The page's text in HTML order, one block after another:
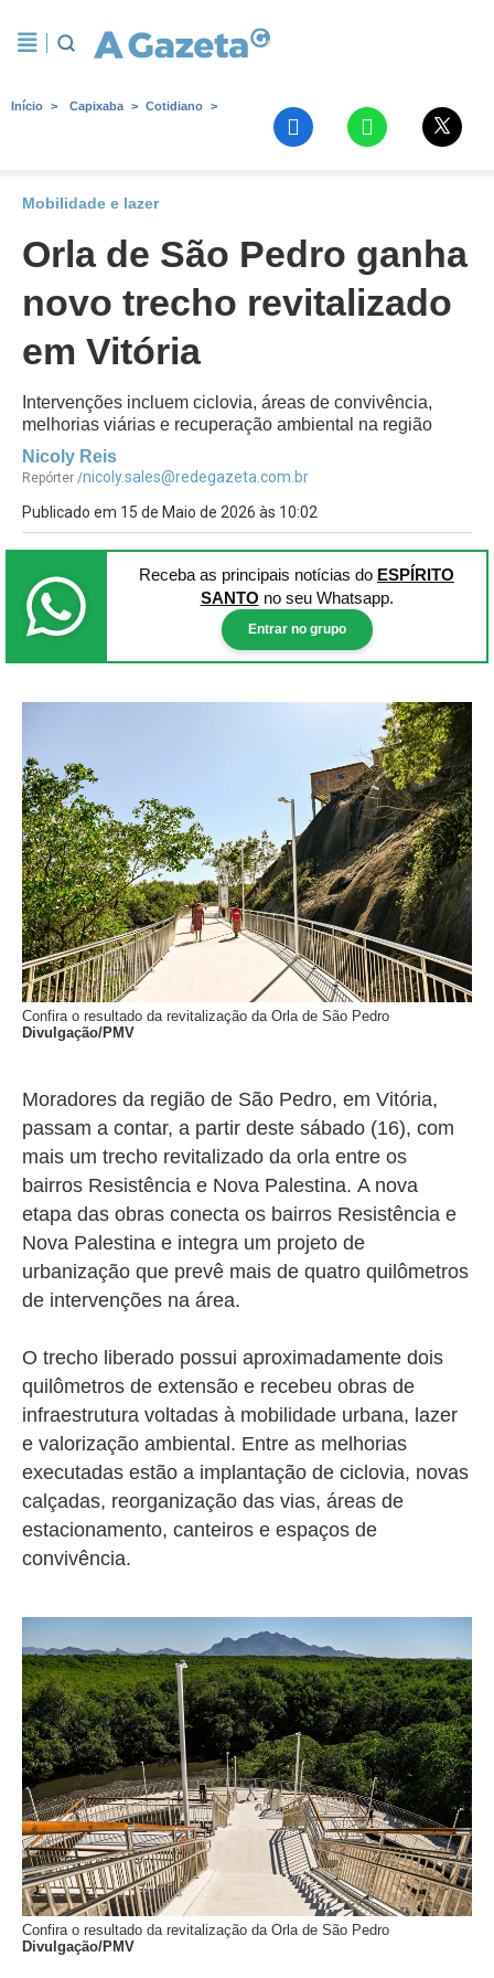
Início Capixaba Cotidiano
Mobilidade e lazer
Orla de São Pedro ganha
novo trecho revitalizado
em Vitória
Intervenções incluem ciclovia, áreas de convivência,
melhorias viárias e recuperação ambiental na região
Nicoly Reis
Repórter /nicoly.sales@redegazeta.com.br
Publicado em 15 de Maio de 2026 às 10:02
Receba as principais notícias do ESPÍRITO
SANTO no seu Whatsapp.
Entrar no grupo
Confira o resultado da revitalização da Orla de São Pedro
Divulgação/PMV
Moradores da região de São Pedro, em Vitória,
passam a contar, a partir deste sábado (16), com
mais um trecho revitalizado da orla entre os
bairros Resistência e Nova Palestina. A nova
etapa das obras conecta os bairros Resistência e
Nova Palestina e integra um projeto de
urbanização que prevê mais de quatro quilômetros
de intervenções na área.
O trecho liberado possui aproximadamente dois
quilômetros de extensão e recebeu obras de
infraestrutura voltadas à mobilidade urbana, lazer
e valorização ambiental. Entre as melhorias
executadas estão a implantação de ciclovia, novas
calçadas, reorganização das vias, áreas de
estacionamento, canteiros e espaços de
convivência.
Confira o resultado da revitalização da Orla de São Pedro
Divulgação/PMV